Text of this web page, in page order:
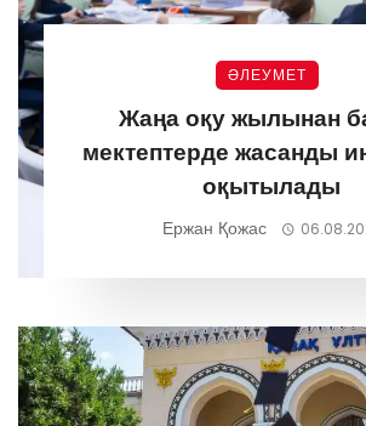
ӘЛЕУМЕТ
Жаңа оқу жылынан
мектептерде жасанды
оқытылады
Ержан Қожас